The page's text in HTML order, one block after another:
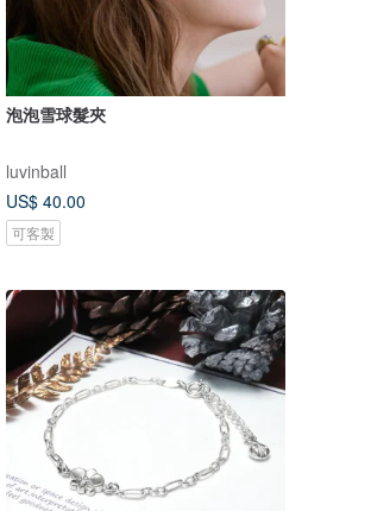
泡泡雪球髮夾
luvinball
US$ 40.00
可客製